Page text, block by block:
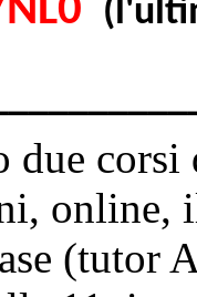
due
online,
(tutor